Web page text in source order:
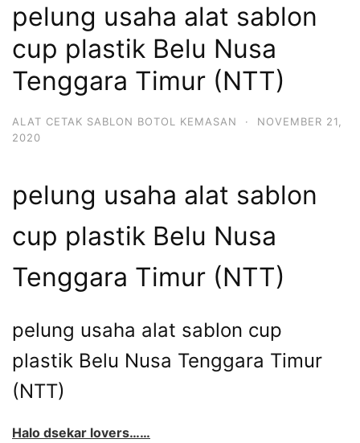
pelung usaha alat sablon
cup plastik Belu Nusa
Tenggara Timur (NTT)
ALAT CETAK SABLON BOTOL KEMASAN ·
NOVEMBER 21,
2020
pelung usaha alat sablon
cup plastik Belu Nusa
Tenggara Timur (NTT)
pelung usaha alat sablon cup
plastik Belu Nusa Tenggara Timur
(NTT)
Halo dsekar lovers……